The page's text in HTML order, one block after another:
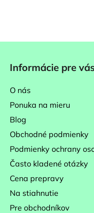
Informácie pre
O nás
Ponuka na mieru
Blog
Obchodné podmienky
Podmienky ochrany
Často kladené otázky
Cena prepravy
Na stiahnutie
Pre obchodníkov